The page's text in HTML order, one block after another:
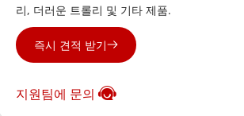
리, 더러운 트롤리 및 기타 제품.
즉시 견적 받기
지원팀에 문의